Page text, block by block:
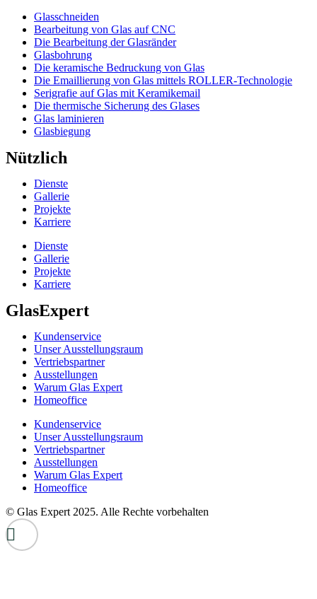
Glasschneiden
Bearbeitung von Glas auf CNC
Die Bearbeitung der Glasränder
Glasbohrung
Die keramische Bedruckung von Glas
Die Emaillierung von Glas mittels ROLLER-Technologie
Serigrafie auf Glas mit Keramikemail
Die thermische Sicherung des Glases
Glas laminieren
Glasbiegung
Nützlich
Dienste
Gallerie
Projekte
Karriere
Dienste
Gallerie
Projekte
Karriere
GlasExpert
Kundenservice
Unser Ausstellungsraum
Vertriebspartner
Ausstellungen
Warum Glas Expert
Homeoffice
Kundenservice
Unser Ausstellungsraum
Vertriebspartner
Ausstellungen
Warum Glas Expert
Homeoffice
© Glas Expert 2025. Alle Rechte vorbehalten